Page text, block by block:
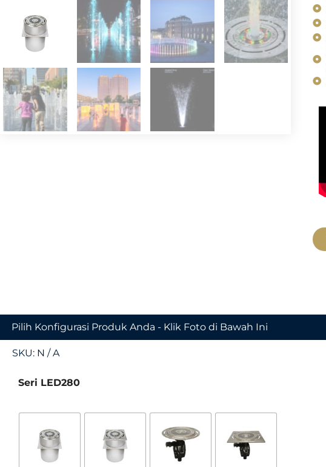
Pilih Konfigurasi Produk Anda - Klik Foto di Bawah Ini
SKU: N / A
Seri LED280